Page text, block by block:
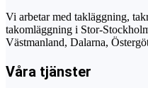
Vi arbetar med takläggning,
takomläggning i Stor-
Västmanland, Dalarna,
Våra tjänster